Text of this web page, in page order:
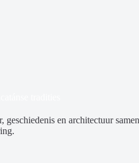
en architectuur